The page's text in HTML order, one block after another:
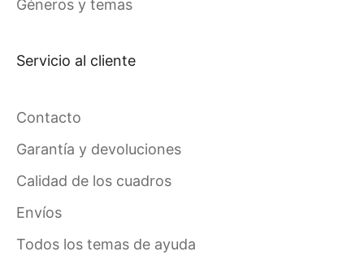
Géneros y temas
Servicio al cliente
Contacto
Garantía y devoluciones
Calidad de los cuadros
Envíos
Todos los temas de ayuda